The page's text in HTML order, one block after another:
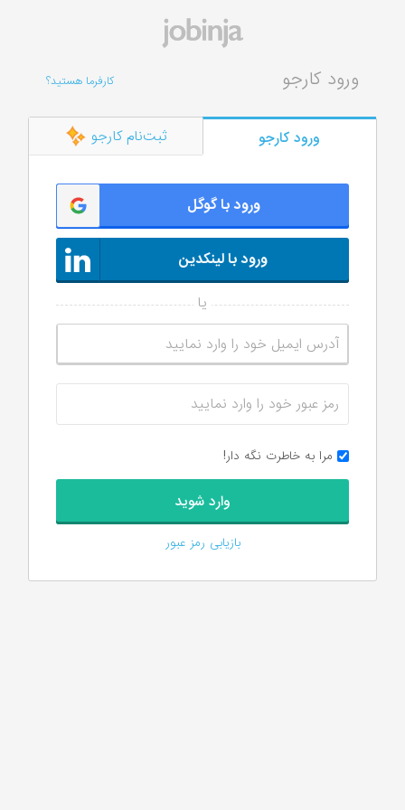
کارفرما هستید؟ ورود کارجو
ورود کارجو ثبت‌نام کارجو
ورود با گوگل
ورود با لینکدین
مرا به خاطرت نگه دار!
بازیابی رمز عبور